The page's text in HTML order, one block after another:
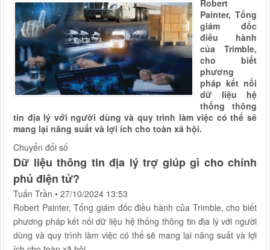
Robert
Painter, Tổng
giám đốc
điều hành
của Trimble,
cho biết
phương
pháp kết nối
dữ liệu hệ
thống thông
tin địa lý với người dùng và quy trình làm việc có thể sẽ
mang lại năng suất và lợi ích cho toàn xã hội.
Chuyển đổi số
Dữ liệu thông tin địa lý trợ giúp gì cho chính
phủ điện tử?
Tuấn Trần • 27/10/2024 13:53
Robert Painter, Tổng giám đốc điều hành của Trimble, cho biết
phương pháp kết nối dữ liệu hệ thống thông tin địa lý với người
dùng và quy trình làm việc có thể sẽ mang lại năng suất và lợi